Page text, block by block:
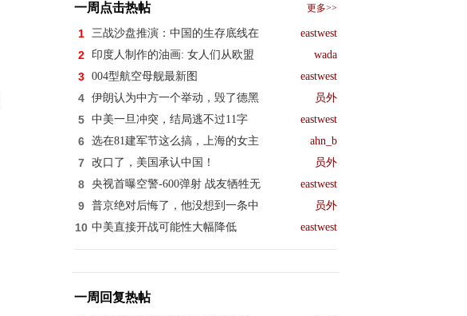
一周点击热帖 更多>>
1 三战沙盘推演：中国的生存底线在 eastwest
2 印度人制作的油画: 女人们从欧盟 wada
3 004型航空母舰最新图 eastwest
4 伊朗认为中方一个举动，毁了德黑 员外
5 中美一旦冲突，结局逃不过11字 eastwest
6 选在81建军节这么搞，上海的女主 ahn_b
7 改口了，美国承认中国！ 员外
8 央视首曝空警-600弹射 战友牺牲无 eastwest
9 普京绝对后悔了，他没想到一条中 员外
10 中美直接开战可能性大幅降低 eastwest
一周回复热帖